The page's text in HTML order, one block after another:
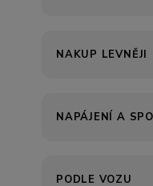
NAKUP LEVNĚJI
NAPÁJENÍ A
PODLE VOZU